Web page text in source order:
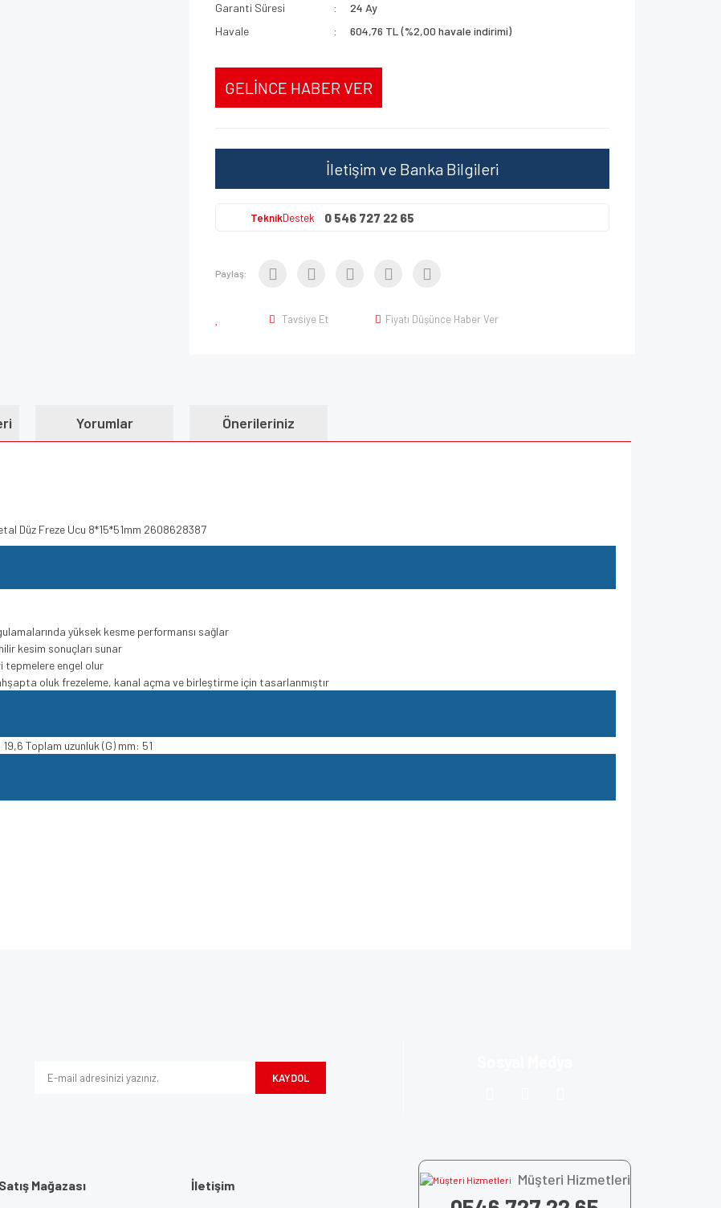
Garanti Süresi
24 Ay
Havale
604,76 TL (%2,00 havale indirimi)
GELİNCE HABER VER
İletişim ve Banka Bilgileri
TeknikDestek 0 546 727 22 65
Paylaş:
Tavsiye Et Fiyatı Düşünce Haber Ver
Yorumlar Önerileriniz
Düz Freze Ucu 8*15*51mm 2608628387
yüksek kesme performansı sağlar
kesim sonuçları sunar
tepmelere engel olur
oluk frezeleme, kanal açma ve birleştirme için tasarlanmıştır
Toplam uzunluk (G) mm: 51
KAYDOL
Mağazası İletişim Müşteri Hizmetleri